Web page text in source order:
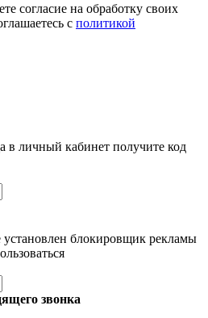
согласие на обработку своих
с политикой
в личный кабинет получите код
блокировщик рекламы
звонка